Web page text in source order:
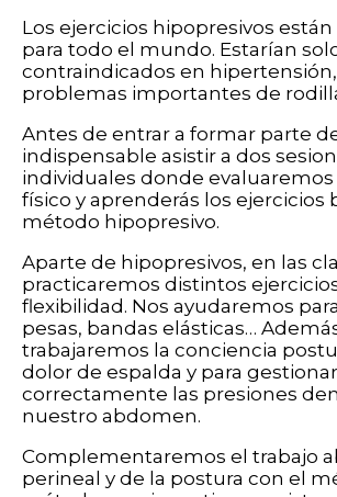
Los ejercicios hipopresivos
para todo el mundo. Estarían
contraindicados en
problemas importantes de
Antes de entrar a formar parte
indispensable asistir a dos
individuales donde
físico y aprenderás los ejercicios
método hipopresivo.
Aparte de hipopresivos, en las
practicaremos distintos
flexibilidad. Nos ayudaremos
pesas, bandas elásticas…
trabajaremos la conciencia
dolor de espalda y para gestionar
correctamente las presiones
nuestro abdomen.
Complementaremos el trabajo
perineal y de la postura con el